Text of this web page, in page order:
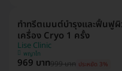
ทำทรีตเมนต์บำรุงและฟื้นฟู
เครื่อง Cryo 1 ครั้ง
Lise Clinic
พญาไท
969 บาท999 บาท ประหยัด 3%